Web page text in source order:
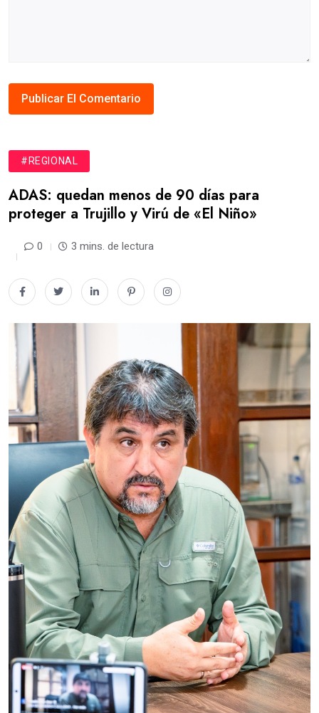
#REGIONAL
ADAS: quedan menos de 90 días para
proteger a Trujillo y Virú de «El Niño»
0 3 mins. de lectura